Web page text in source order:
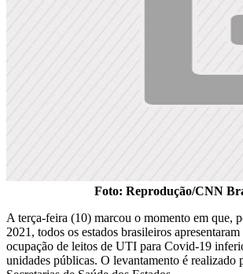
Foto: Reprodução/CNN
A terça-feira (10) marcou o momento em que,
2021, todos os estados brasileiros
ocupação de leitos de UTI para Covid-19
unidades públicas. O levantamento é realizado